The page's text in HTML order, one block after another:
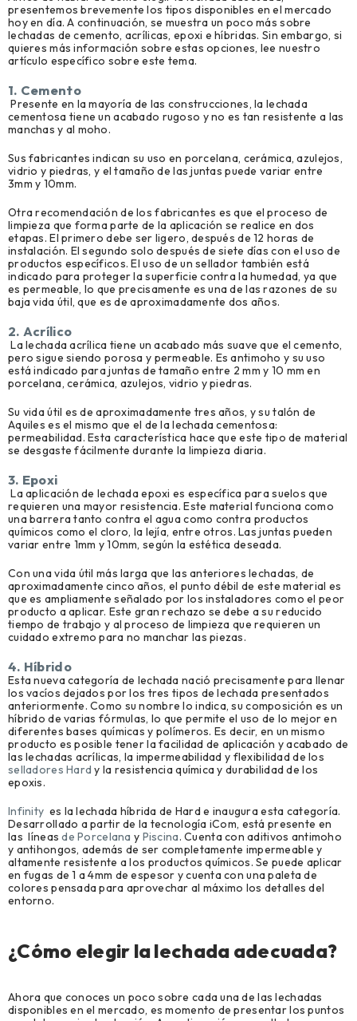
presentemos brevemente los tipos disponibles en el mercado
hoy en día. A continuación, se muestra un poco más sobre
lechadas de cemento, acrílicas, epoxi e híbridas. Sin embargo, si
quieres más información sobre estas opciones, lee nuestro
artículo específico sobre este tema.
1. Cemento
Presente en la mayoría de las construcciones, la lechada
cementosa tiene un acabado rugoso y no es tan resistente a las
manchas y al moho.
Sus fabricantes indican su uso en porcelana, cerámica, azulejos,
vidrio y piedras, y el tamaño de las juntas puede variar entre
3mm y 10mm.
Otra recomendación de los fabricantes es que el proceso de
limpieza que forma parte de la aplicación se realice en dos
etapas. El primero debe ser ligero, después de 12 horas de
instalación. El segundo solo después de siete días con el uso de
productos específicos. El uso de un sellador también está
indicado para proteger la superficie contra la humedad, ya que
es permeable, lo que precisamente es una de las razones de su
baja vida útil, que es de aproximadamente dos años.
2. Acrílico
La lechada acrílica tiene un acabado más suave que el cemento,
pero sigue siendo porosa y permeable. Es antimoho y su uso
está indicado para juntas de tamaño entre 2 mm y 10 mm en
porcelana, cerámica, azulejos, vidrio y piedras.
Su vida útil es de aproximadamente tres años, y su talón de
Aquiles es el mismo que el de la lechada cementosa:
permeabilidad. Esta característica hace que este tipo de material
se desgaste fácilmente durante la limpieza diaria.
3. Epoxi
La aplicación de lechada epoxi es específica para suelos que
requieren una mayor resistencia. Este material funciona como
una barrera tanto contra el agua como contra productos
químicos como el cloro, la lejía, entre otros. Las juntas pueden
variar entre 1mm y 10mm, según la estética deseada.
Con una vida útil más larga que las anteriores lechadas, de
aproximadamente cinco años, el punto débil de este material es
que es ampliamente señalado por los instaladores como el peor
producto a aplicar. Este gran rechazo se debe a su reducido
tiempo de trabajo y al proceso de limpieza que requieren un
cuidado extremo para no manchar las piezas.
4. Híbrido
Esta nueva categoría de lechada nació precisamente para llenar
los vacíos dejados por los tres tipos de lechada presentados
anteriormente. Como su nombre lo indica, su composición es un
híbrido de varias fórmulas, lo que permite el uso de lo mejor en
diferentes bases químicas y polímeros. Es decir, en un mismo
producto es posible tener la facilidad de aplicación y acabado de
las lechadas acrílicas, la impermeabilidad y flexibilidad de los
selladores Hard y la resistencia química y durabilidad de los
epoxis.
Infinity es la lechada híbrida de Hard e inaugura esta categoría.
Desarrollado a partir de la tecnología iCom, está presente en
las líneasde Porcelana y Piscina. Cuenta con aditivos antimoho
y antihongos, además de ser completamente impermeable y
altamente resistente a los productos químicos. Se puede aplicar
en fugas de 1 a 4mm de espesor y cuenta con una paleta de
colores pensada para aprovechar al máximo los detalles del
entorno.
¿Cómo elegir la lechada adecuada?
Ahora que conoces un poco sobre cada una de las lechadas
disponibles en el mercado, es momento de presentar los puntos